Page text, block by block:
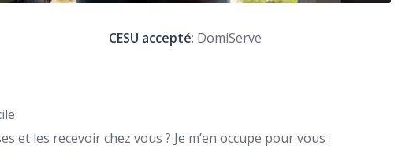
CESU accepté: DomiServe
et les recevoir chez vous ? Je m’en occupe pour vous :